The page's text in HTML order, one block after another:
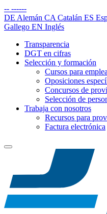
-- ------
DE Alemán CA Catalán ES
Gallego EN Inglés
Transparencia
DGT en cifras
Selección y formación
Cursos para
Oposiciones
Concursos de
Selección de
Trabaja con nosotros
Recursos para
Factura electrónica